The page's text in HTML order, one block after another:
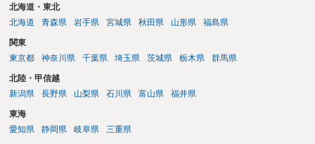
北海道・東北
北海道
青森県 岩手県 宮城県 秋田県 山形県 福島県
関東
東京都
神奈川県 千葉県 埼玉県 茨城県 栃木県 群馬県
北陸・甲信越
新潟県
長野県 山梨県 石川県 富山県 福井県
東海
愛知県
静岡県 岐阜県 三重県